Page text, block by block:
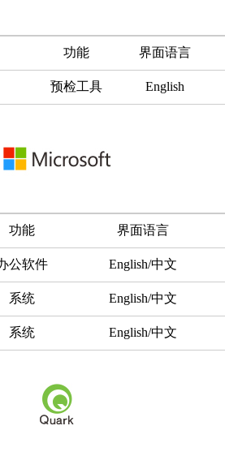
功能 界面语言
预检工具 English
功能 界面语言
公软件 English/中文
系统 English/中文
系统 English/中文